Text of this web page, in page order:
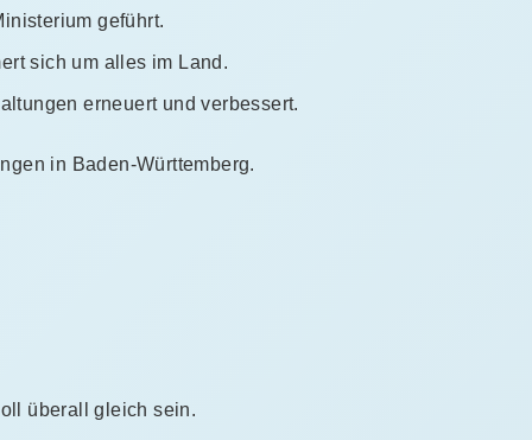
geführt.
sich um alles im Land.
erneuert und verbessert.
in Baden-Württemberg.
überall gleich sein.